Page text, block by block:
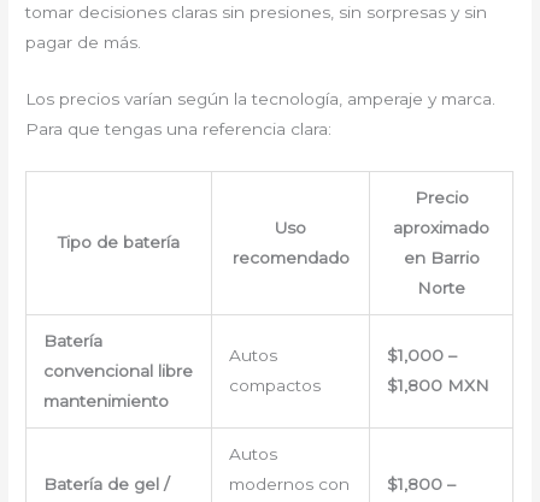
tomar decisiones claras sin presiones, sin sorpresas y sin
pagar de más.
Los precios varían según la tecnología, amperaje y marca.
Para que tengas una referencia clara:
Tipo de batería
Uso
recomendado
Precio
aproximado
en Barrio
Norte
Batería
convencional libre
mantenimiento
Autos
compactos
$1,000 –
$1,800 MXN
Batería de gel /
Autos
modernos con
$1,800 –